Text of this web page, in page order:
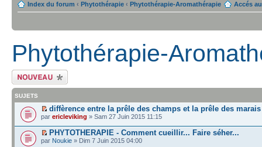
Index du forum ‹ Phytothérapie ‹ Phytothérapie-Aromathérapie Accés
Phytothérapie-
Écrire un nouveau
sujet
SUJETS
diffèrence entre la prêle des champs et la prêle des marais
par ericleviking » Sam 27 Juin 2015 11:15
PHYTOTHERAPIE - Comment cueillir... Faire séher...
par Noukie » Dim 7 Juin 2015 04:00